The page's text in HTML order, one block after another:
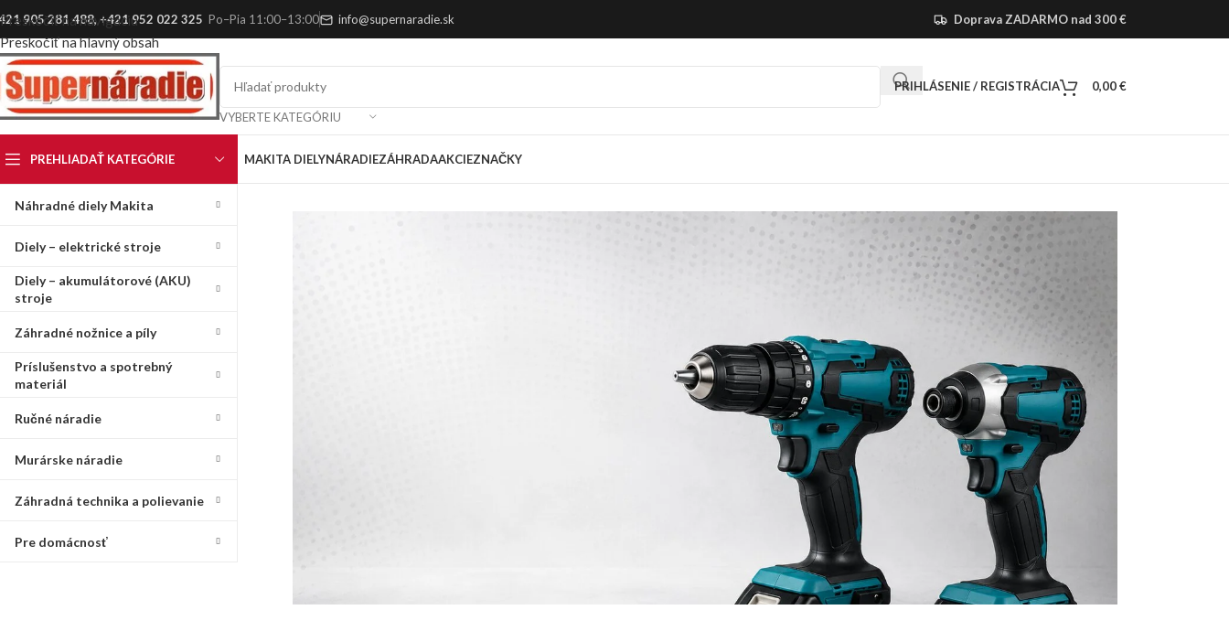
Preskočiť na navigáciu
Preskočiť na hlavný obsah
905 281 488,+421 952 022 325 Po–Pia 11:00–13:00 info@supernaradie.sk Doprava ZADARMO nad 300 €
VYBERTE KATEGÓRIU
PRIHLÁSENIE / REGISTRÁCIA 0,00€
PREHLIADAŤ KATEGÓRIE
Náhradné diely Makita
Diely – elektrické stroje
Diely – akumulátorové (AKU)
stroje
Záhradné nožnice a píly
Príslušenstvo a spotrebný
materiál
Ručné náradie
Murárske náradie
Záhradná technika a polievanie
Pre domácnosť
MAKITA DIELYNÁRADIEZÁHRADAAKCIEZNAČKY